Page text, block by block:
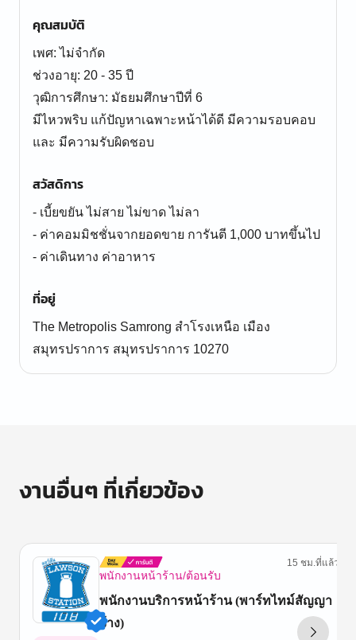
คุณสมบัติ
เพศ: ไม่จำกัด
ช่วงอายุ: 20 - 35 ปี
วุฒิการศึกษา: มัธยมศึกษาปีที่ 6
มีไหวพริบ แก้ปัญหาเฉพาะหน้าได้ดี มีความรอบคอบ
และ มีความรับผิดชอบ
สวัสดิการ
- เบี้ยขยัน ไม่สาย ไม่ขาด ไม่ลา
- ค่าคอมมิชชั่นจากยอดขาย การันตี 1,000 บาทขึ้นไป
- ค่าเดินทาง ค่าอาหาร
ที่อยู่
The Metropolis Samrong สำโรงเหนือ เมือง
สมุทรปราการ สมุทรปราการ 10270
งานอื่นๆ ที่เกี่ยวข้อง
พนักงานหน้าร้าน/ต้อนรับ
15 ชม.ที่แล้ว
พนักงานบริการหน้าร้าน (พาร์ทไทม์สัญญา
จ้าง)